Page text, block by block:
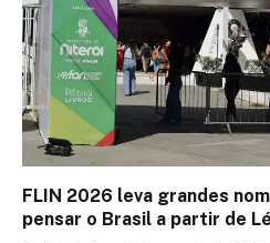
FLIN 2026 leva grandes
pensar o Brasil a partir de